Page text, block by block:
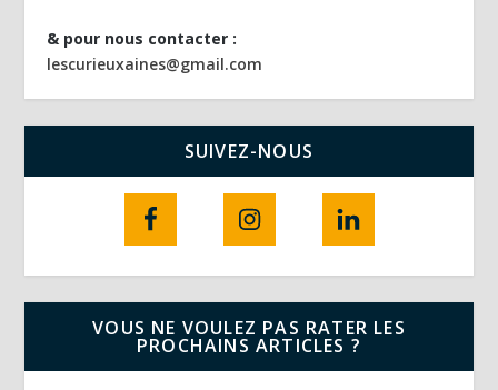
& pour nous contacter :
lescurieuxaines@gmail.com
SUIVEZ-NOUS
VOUS NE VOULEZ PAS RATER LES
PROCHAINS ARTICLES ?